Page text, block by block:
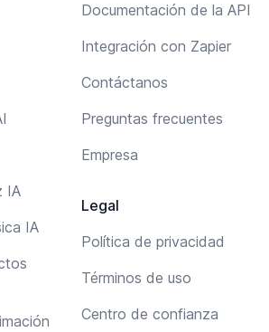
IA
IA
Documentación de la API
Integración con Zapier
Contáctanos
Preguntas frecuentes
Empresa
Legal
Política de privacidad
Términos de uso
Centro de confianza